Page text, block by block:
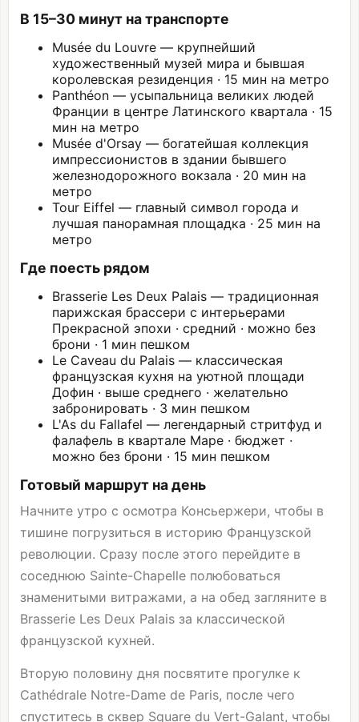
В 15–30 минут на транспорте
Musée du Louvre — крупнейший
художественный музей мира и бывшая
королевская резиденция · 15 мин на метро
Panthéon — усыпальница великих людей
Франции в центре Латинского квартала · 15
мин на метро
Musée d'Orsay — богатейшая коллекция
импрессионистов в здании бывшего
железнодорожного вокзала · 20 мин на
метро
Tour Eiffel — главный символ города и
лучшая панорамная площадка · 25 мин на
метро
Где поесть рядом
Brasserie Les Deux Palais — традиционная
парижская брассери с интерьерами
Прекрасной эпохи · средний · можно без
брони · 1 мин пешком
Le Caveau du Palais — классическая
французская кухня на уютной площади
Дофин · выше среднего · желательно
забронировать · 3 мин пешком
L'As du Fallafel — легендарный стритфуд и
фалафель в квартале Маре · бюджет ·
можно без брони · 15 мин пешком
Готовый маршрут на день
Начните утро с осмотра Консьержери, чтобы в
тишине погрузиться в историю Французской
революции. Сразу после этого перейдите в
соседнюю Sainte-Chapelle полюбоваться
знаменитыми витражами, а на обед загляните в
Brasserie Les Deux Palais за классической
французской кухней.
Вторую половину дня посвятите прогулке к
Cathédrale Notre-Dame de Paris, после чего
спуститесь в сквер Square du Vert-Galant, чтобы